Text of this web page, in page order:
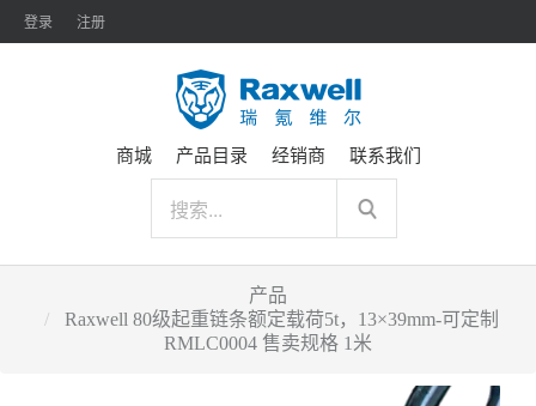
登录 注册
商城 产品目录 经销商 联系我们
产品
Raxwell 80级起重链条额定载荷5t，13×39mm-可定制
RMLC0004 售卖规格 1米